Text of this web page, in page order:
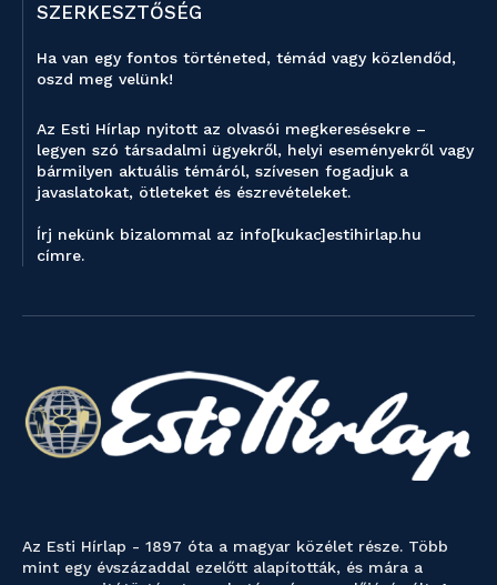
SZERKESZTŐSÉG
Ha van egy fontos történeted, témád vagy közlendőd,
oszd meg velünk!
Az Esti Hírlap nyitott az olvasói megkeresésekre –
legyen szó társadalmi ügyekről, helyi eseményekről vagy
bármilyen aktuális témáról, szívesen fogadjuk a
javaslatokat, ötleteket és észrevételeket.
Írj nekünk bizalommal az info[kukac]estihirlap.hu
címre.
Az Esti Hírlap - 1897 óta a magyar közélet része. Több
mint egy évszázaddal ezelőtt alapították, és mára a